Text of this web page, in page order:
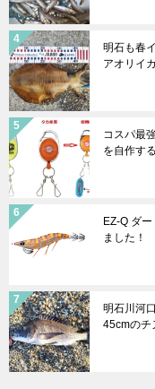
明石も春
アオリイカ
コスパ最
を自作する
EZ-Q ダ
ました！
明石川河
45cmのチ